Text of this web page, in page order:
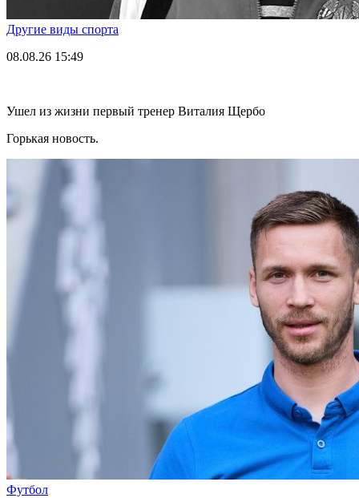
Другие виды спорта
08.08.26 15:49
Ушел из жизни первый тренер Виталия Щербо
Горькая новость.
Футбол